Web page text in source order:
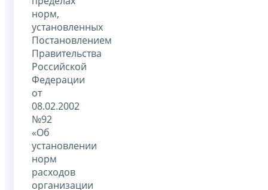
норм,
установленных
Постановлением
Правительства
Российской
Федерации
от
08.02.2002
№92
«Об
установлении
норм
расходов
организации